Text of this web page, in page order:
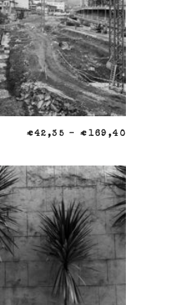
OPCIONES
€42,35 –€ 169,40